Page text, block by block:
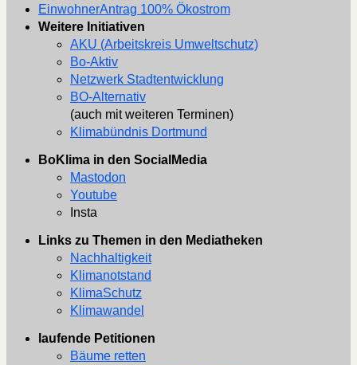
EinwohnerAntrag 100% Ökostrom
Weitere Initiativen
AKU (Arbeitskreis Umweltschutz)
Bo-Aktiv
Netzwerk Stadtentwicklung
BO-Alternativ
(auch mit weiteren Terminen)
Klimabündnis Dortmund
BoKlima in den SocialMedia
Mastodon
Youtube
Insta
Links zu Themen in den Mediatheken
Nachhaltigkeit
Klimanotstand
KlimaSchutz
Klimawandel
laufende Petitionen
Bäume retten